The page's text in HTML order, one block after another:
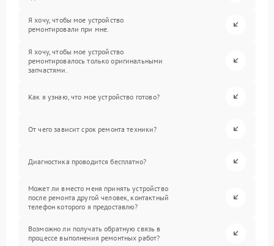
Я хочу, чтобы мое устройство
ремонтировали при мне.
Я хочу, чтобы мое устройство
ремонтировалось только оригинальными
запчастями.
Как я узнаю, что мое устройство готово?
От чего зависит срок ремонта техники?
Диагностика проводится бесплатно?
Может ли вместо меня принять устройство
после ремонта другой человек, контактный
телефон которого я предоставлю?
Возможно ли получать обратную связь в
процессе выполнения ремонтных работ?